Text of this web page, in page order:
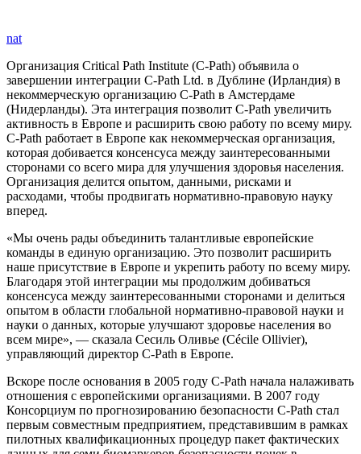
nat
Организация Critical Path Institute (C-Path) объявила о
завершении интеграции C-Path Ltd. в Дублине (Ирландия) в
некоммерческую организацию C-Path в Амстердаме
(Нидерланды). Эта интеграция позволит C-Path увеличить
активность в Европе и расширить свою работу по всему миру.
C-Path работает в Европе как некоммерческая организация,
которая добивается консенсуса между заинтересованными
сторонами со всего мира для улучшения здоровья населения.
Организация делится опытом, данными, рисками и
расходами, чтобы продвигать нормативно-правовую науку
вперед.
«Мы очень рады объединить талантливые европейские
команды в единую организацию. Это позволит расширить
наше присутствие в Европе и укрепить работу по всему миру.
Благодаря этой интеграции мы продолжим добиваться
консенсуса между заинтересованными сторонами и делиться
опытом в области глобальной нормативно-правовой науки и
науки о данных, которые улучшают здоровье населения во
всем мире», — сказала Сесиль Оливье (Cécile Ollivier),
управляющий директор C-Path в Европе.
Вскоре после основания в 2005 году C-Path начала налаживать
отношения с европейскими организациями. В 2007 году
Консорциум по прогнозированию безопасности C-Path стал
первым совместным предприятием, представившим в рамках
пилотных квалификационных процедур пакет фактических